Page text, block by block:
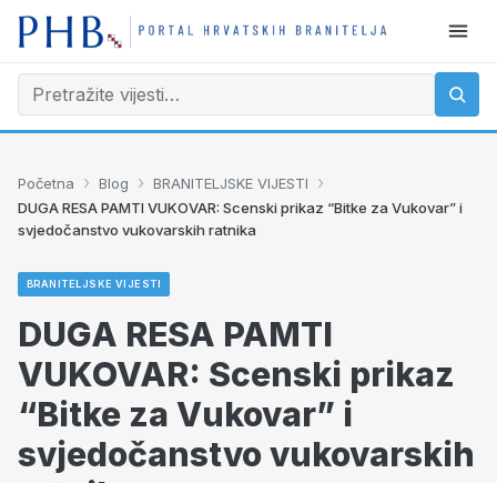
Početna › Blog › BRANITELJSKE VIJESTI ›
DUGA RESA PAMTI VUKOVAR: Scenski prikaz “Bitke za Vukovar” i
svjedočanstvo vukovarskih ratnika
BRANITELJSKE VIJESTI
DUGA RESA PAMTI
VUKOVAR: Scenski prikaz
“Bitke za Vukovar” i
svjedočanstvo vukovarskih